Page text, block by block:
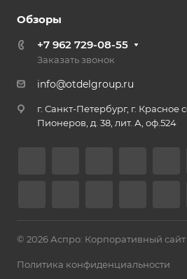
Обзоры
+7 962 729-08-55
Заказать звонок
info@otdelgroup.ru
г. Санкт-Петербург, г. Красное
Пионеров, д. 38, лит. А, оф.524
© 2026 Аспро: Корпоративный сайт
Политика конфиденциальности